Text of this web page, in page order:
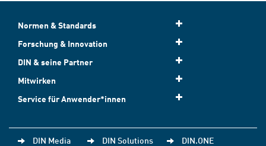
Normen & Standards
Forschung & Innovation
DIN & seine Partner
Mitwirken
Service für Anwender*innen
DIN Media DIN Solutions DIN.ONE